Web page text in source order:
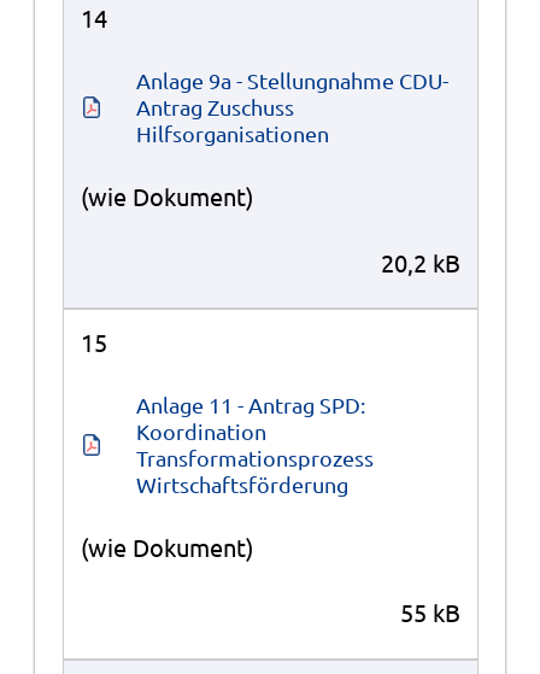
14
Anlage 9a - Stellungnahme CDU-
Antrag Zuschuss
Hilfsorganisationen
(wie Dokument)
20,2 kB
15
Anlage 11 - Antrag SPD:
Koordination
Transformationsprozess
Wirtschaftsförderung
(wie Dokument)
55 kB